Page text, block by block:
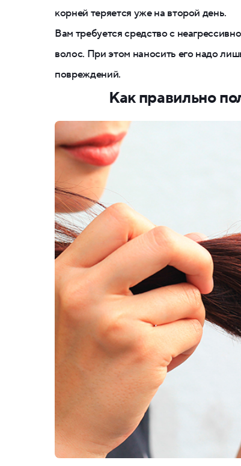
корней теряется уже на второй день.
Вам требуется средство с
волос. При этом наносить его надо
повреждений.
Как правильно